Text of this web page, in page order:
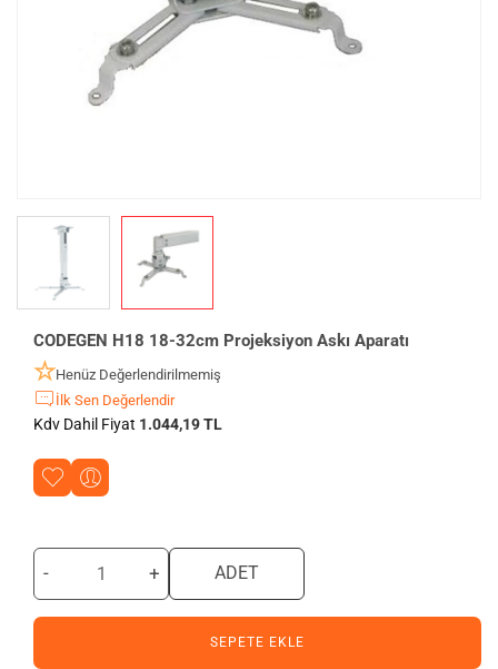
CODEGEN H18 18-32cm Projeksiyon Askı Aparatı
Henüz Değerlendirilmemiş
İlk Sen Değerlendir
Kdv Dahil Fiyat 1.044,19 TL
- + ADET
SEPETE EKLE